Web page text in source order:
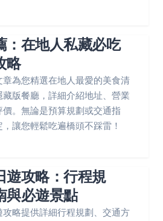
：在地人私藏必吃
略
為您精選在地人最愛的美食清
版餐廳，詳細介紹地址、營業
。無論是預算規劃或交通指
讓您輕鬆吃遍橋頭不踩雷！
遊攻略：行程規
與必遊景點
略提供詳細行程規劃、交通方